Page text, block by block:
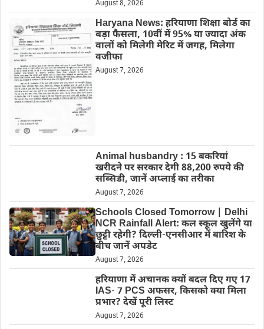
August 8, 2026
Haryana News: हरियाणा शिक्षा बोर्ड का
बड़ा फैसला, 10वीं में 95% या ज्यादा अंक
वालों को मिलेगी मेरिट में जगह, मिलेगा
वजीफा
August 7, 2026
Animal husbandry : 15 बकरियां
खरीदने पर सरकार देगी 88,200 रुपये की
सब्सिडी, जानें अप्लाई का तरीका
August 7, 2026
Schools Closed Tomorrow | Delhi
NCR Rainfall Alert: कल स्कूल खुलेंगे या
छुट्टी रहेगी? दिल्ली-एनसीआर में बारिश के
बीच जानें अपडेट
August 7, 2026
हरियाणा में अचानक क्यों बदल दिए गए 17
IAS- 7 PCS अफसर, किसको क्या मिला
प्रभार? देखें पूरी लिस्ट
August 7, 2026